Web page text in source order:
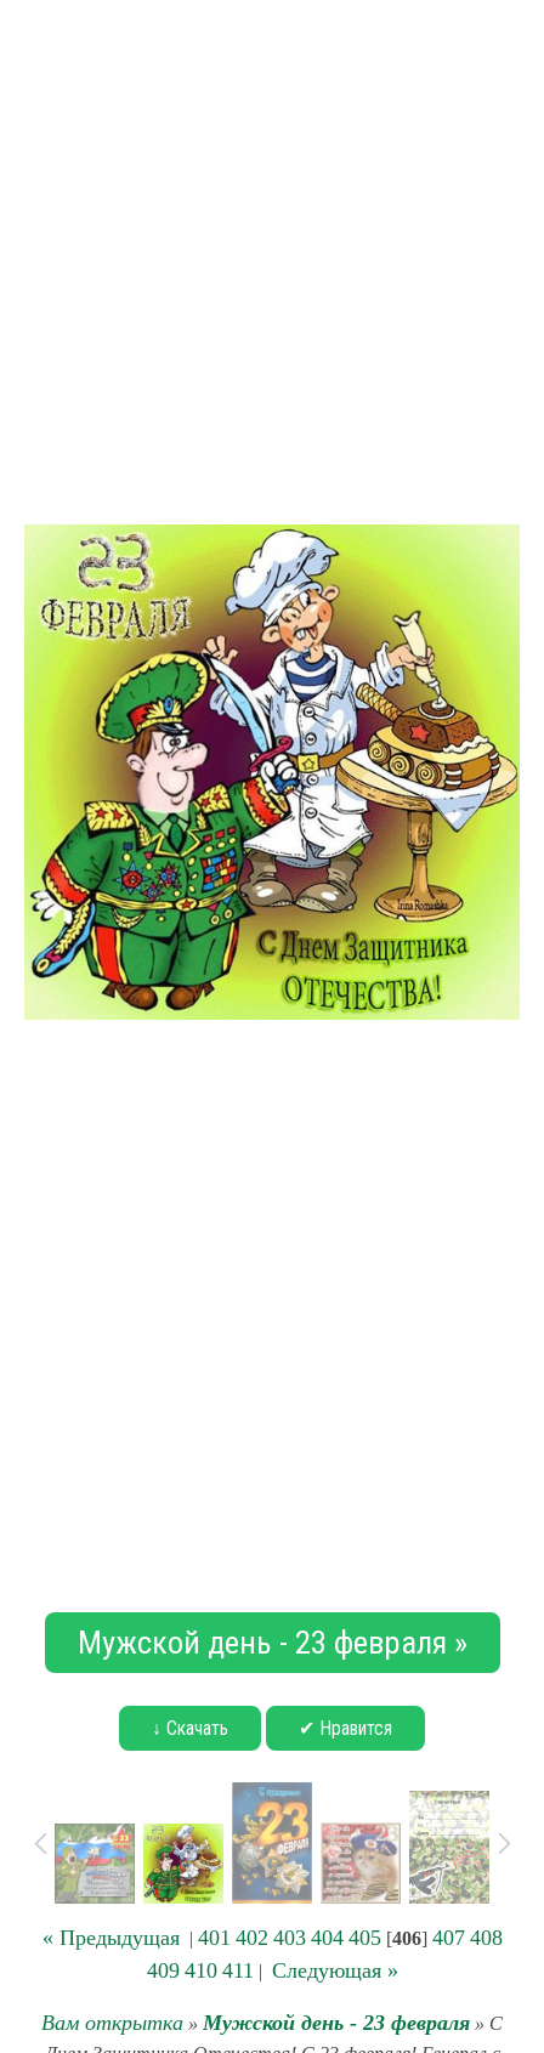
Мужской день - 23 февраля »
↓ Скачать ✔ Нравится
« Предыдущая| 401 402 403 404 405[406] 407 408
409 410 411 | Следующая »
Вам открытка » Мужской день - 23 февраля » С